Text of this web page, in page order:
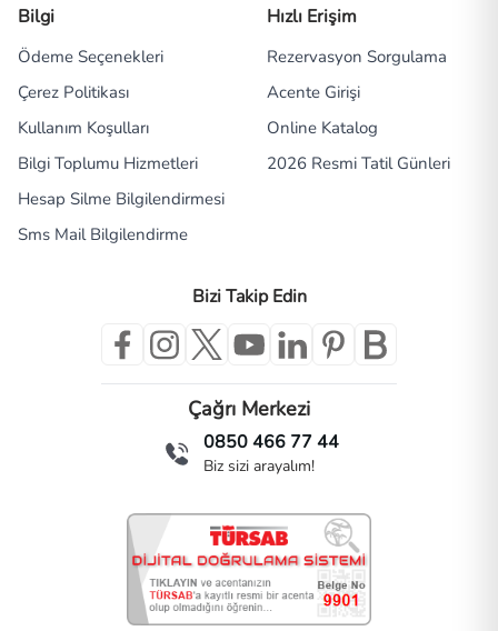
Bilgi
Ödeme Seçenekleri
Çerez Politikası
Kullanım Koşulları
Bilgi Toplumu Hizmetleri
Hesap Silme Bilgilendirmesi
Sms Mail Bilgilendirme
Hızlı Erişim
Rezervasyon Sorgulama
Acente Girişi
Online Katalog
2026 Resmi Tatil Günleri
Bizi Takip Edin
Çağrı Merkezi
0850 466 77 44
Biz sizi arayalım!